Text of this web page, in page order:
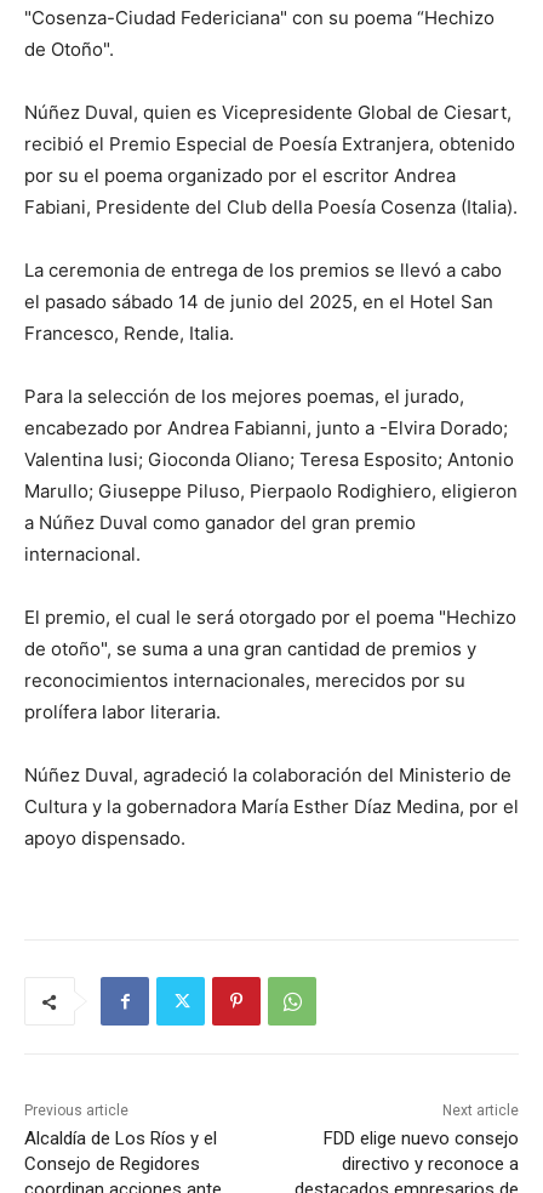
"Cosenza-Ciudad Federiciana" con su poema “Hechizo
de Otoño".
Núñez Duval, quien es Vicepresidente Global de Ciesart,
recibió el Premio Especial de Poesía Extranjera, obtenido
por su el poema organizado por el escritor Andrea
Fabiani, Presidente del Club della Poesía Cosenza (Italia).
La ceremonia de entrega de los premios se llevó a cabo
el pasado sábado 14 de junio del 2025, en el Hotel San
Francesco, Rende, Italia.
Para la selección de los mejores poemas, el jurado,
encabezado por Andrea Fabianni, junto a -Elvira Dorado;
Valentina Iusi; Gioconda Oliano; Teresa Esposito; Antonio
Marullo; Giuseppe Piluso, Pierpaolo Rodighiero, eligieron
a Núñez Duval como ganador del gran premio
internacional.
El premio, el cual le será otorgado por el poema "Hechizo
de otoño", se suma a una gran cantidad de premios y
reconocimientos internacionales, merecidos por su
prolífera labor literaria.
Núñez Duval, agradeció la colaboración del Ministerio de
Cultura y la gobernadora María Esther Díaz Medina, por el
apoyo dispensado.
Previous article
Alcaldía de Los Ríos y el
Consejo de Regidores
Next article
FDD elige nuevo consejo
directivo y reconoce a